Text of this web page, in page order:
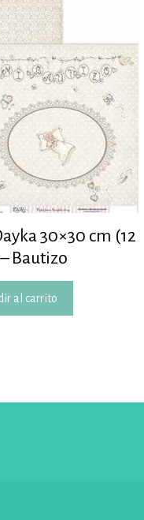
30×30 cm (12
Bautizo
al carrito